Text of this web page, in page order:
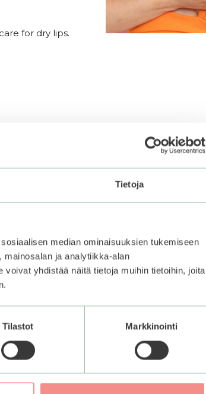
Tietoja
median ominaisuuksien tukemiseen
ja analytiikka-alan
yhdistää näitä tietoja muihin tietoihin, joita
Tilastot Markkinointi
for dry lips.